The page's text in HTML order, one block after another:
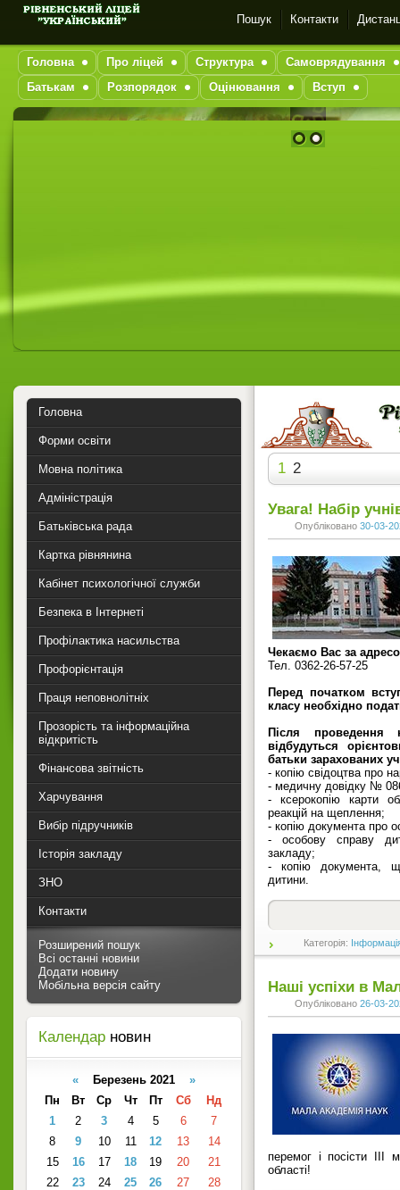
Пошук Контакти
Головна Про ліцей Структура
Самоврядування
Батькам
Розпорядок Оцінювання Вступ
1 2
Увага! Набір
Опубліковано 30-03-
Чекаємо Вас за
Тел. 0362-26-57-25
Перед початком
класу необхідно
Після проведення
відбудуться
батьки зарахованих
- копію свідоцтва про
- медичну довідку №
- ксерокопію карти
реакцій на щеплення;
- копію документа про
- особову справу
закладу;
- копію документа,
дитини.
Категорія:
Наші успіхи в
Опубліковано 26-03-
перемог і посісти ІІІ
області!
Головна
Форми освіти
Мовна політика
Адміністрація
Батьківська рада
Картка рівнянина
Кабінет психологічної служби
Безпека в Інтернеті
Профілактика насильства
Профорієнтація
Праця неповнолітніх
Прозорість та інформаційна
відкритість
Фінансова звітність
Харчування
Вибір підручників
Історія закладу
ЗНО
Контакти
Розширений пошук
Всі останні новини
Додати новину
Мобільна версія сайту
Календар новин
« Березень 2021 »
Пн
Вт Ср Чт Пт Сб
Нд
1
2 3 4 5 6
7
8
9 10 11 12 13
14
15
16 17 18 19 20
21
22
23 24 25 26 27
28